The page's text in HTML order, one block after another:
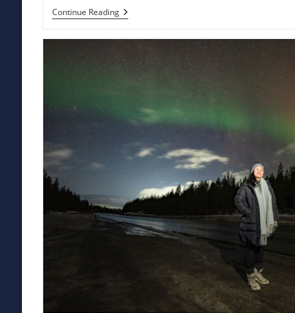
Continue ReadingPulau
Kemaro:
Cinta,
Tradisi,
Dan
Keindahan
Pernah
Pudar